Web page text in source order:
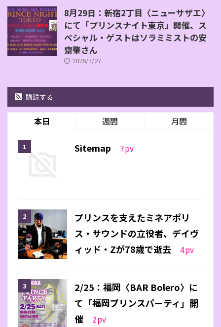
8月29日：新宿2丁目〈ニューサザエ〉
にて「プリンスナイト東京」開催、ス
ペシャル・ゲストはソラミミストの安
齋肇さん
2026/7/27
購読する
本日 週間 月間
Sitemap 7pv
プリンスを支えたミネアポリ
ス・サウンドの立役者、デイヴ
ィッド・Zが78歳で逝去
4pv
2/25：福岡〈BAR Bolero〉に
て「福岡プリンスパーティ」開
催
2pv